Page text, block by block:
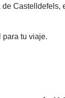
para tu viaje.